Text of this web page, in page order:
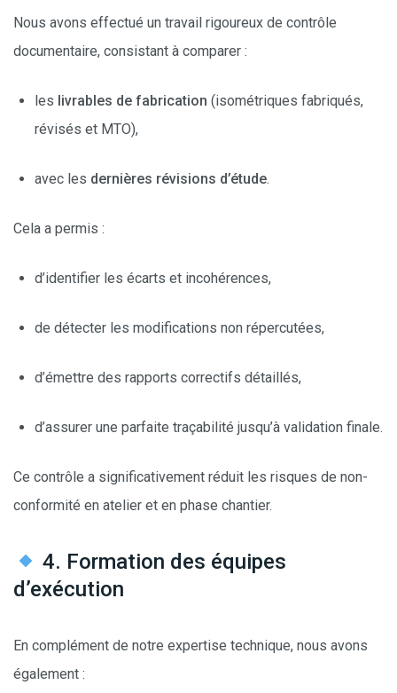
Nous avons effectué un travail rigoureux de contrôle
documentaire, consistant à comparer :
les livrables de fabrication (isométriques fabriqués,
révisés et MTO),
avec les dernières révisions d’étude.
Cela a permis :
d’identifier les écarts et incohérences,
de détecter les modifications non répercutées,
d’émettre des rapports correctifs détaillés,
d’assurer une parfaite traçabilité jusqu’à validation finale.
Ce contrôle a significativement réduit les risques de non-
conformité en atelier et en phase chantier.
4. Formation des équipes
d’exécution
En complément de notre expertise technique, nous avons
également :